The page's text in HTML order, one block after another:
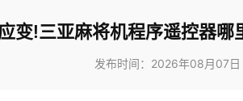
变!三亚麻将机程序遥控器哪
发布时间：2026年08月07日